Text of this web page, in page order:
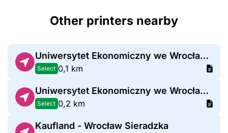
Other printers nearby
Uniwersytet Ekonomiczny we Wrocławiu budynek E
Select 0,1 km
Uniwersytet Ekonomiczny we Wrocławiu Budynek U
Select 0,2 km
Kaufland - Wrocław Sieradzka